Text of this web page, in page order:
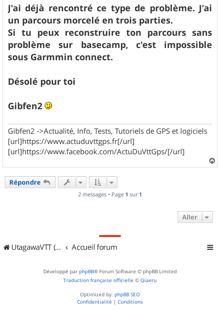
g
e
J'ai déjà rencontré ce type de problème. J'ai
un parcours morcelé en trois parties.
Si tu peux reconstruire ton parcours sans
problème sur basecamp, c'est impossible
sous Garmmin connect.
Désolé pour toi
Gibfen2
Gibfen2 ->Actualité, Info, Tests, Tutoriels de GPS et logiciels
[url]https://www.actuduvttgps.fr[/url]
[url]https://www.facebook.com/ActuDuVttGps/[/url]
a
Répondre
2 messages • Page 1 sur 1
Aller
UtagawaVTT (Randos VTT et VTTAE avec traces GPS) Accueil forum
Développé par phpBB® Forum Software © phpBB Limited
Traduction française officielle © Qiaeru
Optimized by: phpBB SEO
Confidentialité | Conditions